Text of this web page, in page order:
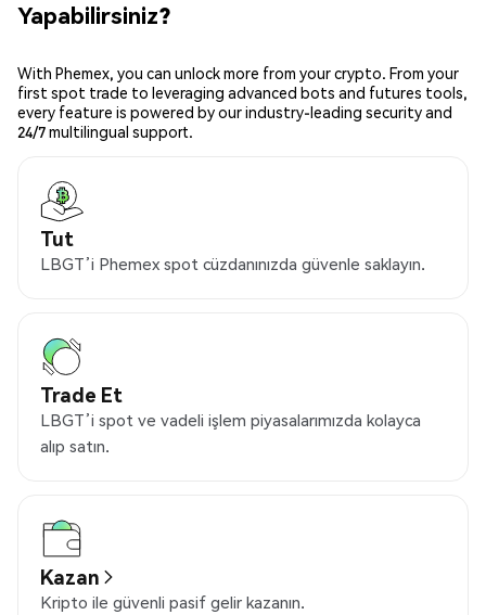
Yapabilirsiniz?
With Phemex, you can unlock more from your crypto. From your
first spot trade to leveraging advanced bots and futures tools,
every feature is powered by our industry-leading security and
24/7 multilingual support.
Tut
LBGT’i Phemex spot cüzdanınızda güvenle saklayın.
Trade Et
LBGT’i spot ve vadeli işlem piyasalarımızda kolayca
alıp satın.
Kazan
Kripto ile güvenli pasif gelir kazanın.